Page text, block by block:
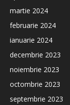
martie 2024
februarie 2024
ianuarie 2024
decembrie 2023
noiembrie 2023
octombrie 2023
septembrie 2023